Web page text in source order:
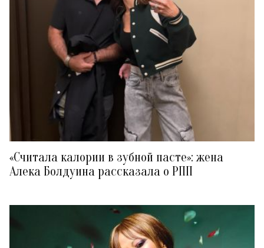
«Считала калории в зубной пасте»: жена
Алека Болдуина рассказала о РПП